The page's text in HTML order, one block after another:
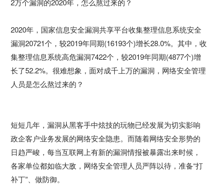
2万个漏洞的2020年，怎么熬过来的？
2020年，国家信息安全漏洞共享平台收集整理信息系统安全
漏洞20721个，较2019年同期(16193个)增长28.0%。其中，收
集整理信息系统高危漏洞7422个，较2019年同期(4877个)增
长了52.2%。很难想象，面对成千上万的漏洞，网络安全管理
人员是怎么熬过来的？
短短几年，漏洞从黑客手中炫技的玩物已经发展为切实影响
政企客户业务发展的网络安全隐患。而随着网络安全形势的
日趋严峻，每当互联网上有新的漏洞情报被暴露出来时候，
各家单位都如临大敌，网络安全管理人员严阵以待，准备“打
补丁”、做防御。